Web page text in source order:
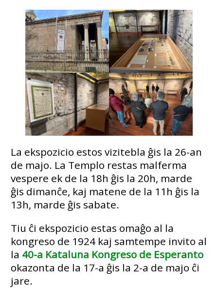
La ekspozicio estos vizitebla ĝis la 26-an
de majo. La Templo restas malferma
vespere ek de la 18h ĝis la 20h, marde
ĝis dimanĉe, kaj matene de la 11h ĝis la
13h, marde ĝis sabate.
Tiu ĉi ekspozicio estas omaĝo al la
kongreso de 1924 kaj samtempe invito al
la 40-a Kataluna Kongreso de Esperanto
okazonta de la 17-a ĝis la 2-a de majo ĉi
jare.